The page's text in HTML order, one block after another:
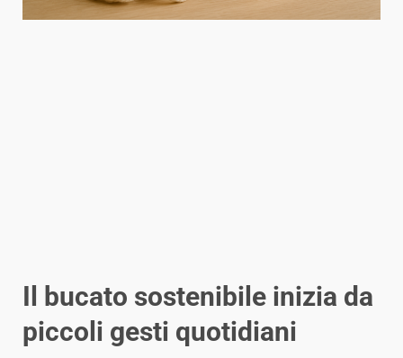
Il bucato sostenibile inizia da
piccoli gesti quotidiani